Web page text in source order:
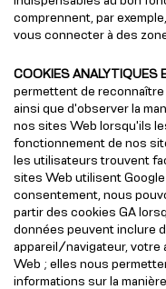
comprennent, par
vous connecter à des
COOKIES ANALYTIQUES
permettent de reconnaître
ainsi que d'observer la
nos sites Web lorsqu'ils
fonctionnement de nos
les utilisateurs trouvent
sites Web utilisent
consentement, nous
partir des cookies GA
données peuvent inclure
appareil/navigateur, votre
Web ; elles nous
informations sur la